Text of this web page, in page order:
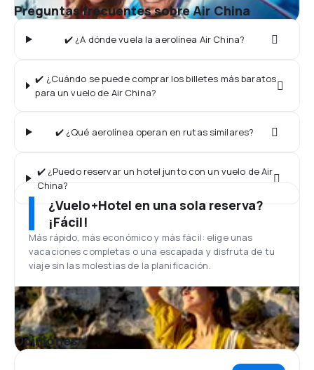
Preguntas frecuentes sobre Air China
✔️ ¿A dónde vuela la aerolínea Air China?
✔️ ¿Cuándo se puede comprar los billetes más baratos
para un vuelo de Air China?
✔️ ¿Qué aerolínea operan en rutas similares?
✔️ ¿Puedo reservar un hotel junto con un vuelo de Air
China?
¿Vuelo+Hotel en una sola reserva?
¡Fácil!
Más rápido, más económico y más fácil: elige unas
vacaciones completas o una escapada y disfruta de tu
viaje sin las molestias de la planificación.
Opiniones